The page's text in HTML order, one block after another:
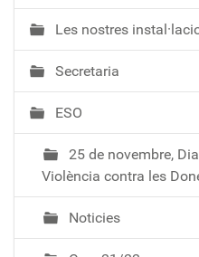
a
v
e
g
a
c
Les nostres
Secretaria
ESO
25 de novembre,
Violència contra les
Noticies